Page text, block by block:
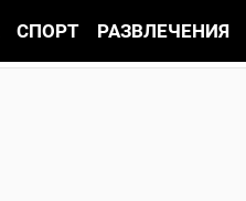
СПОРТ РАЗВЛЕЧЕНИЯ